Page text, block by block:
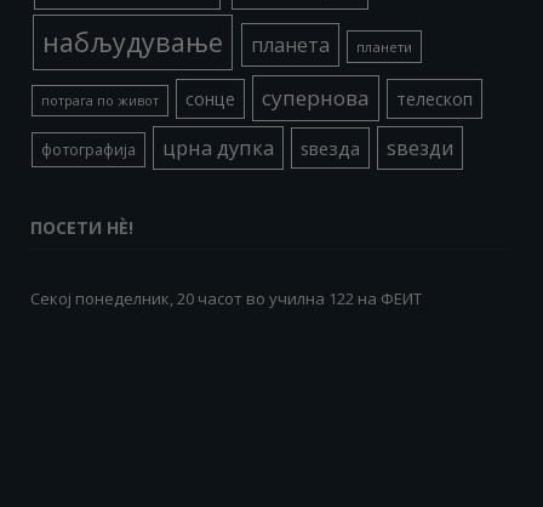
набљудување планета планети
потрага по живот сонце супернова телескоп
фотографија црна дупка ѕвезда ѕвезди
ПОСЕТИ НÈ!
Секој понеделник, 20 часот во училна 122 на ФЕИТ